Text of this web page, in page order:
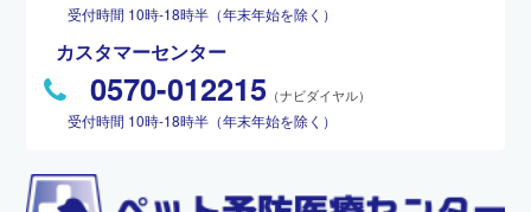
受付時間 10時-18時半（年末年始を除く）
カスタマーセンター
0570-012215 （ナビダイヤル）
受付時間 10時-18時半（年末年始を除く）